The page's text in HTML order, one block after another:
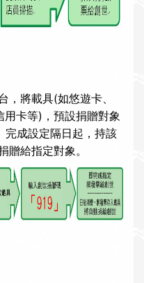
，將載具(如悠遊卡、
卡等)，預設捐贈對象
完成設定隔日起，持該
贈給指定對象。